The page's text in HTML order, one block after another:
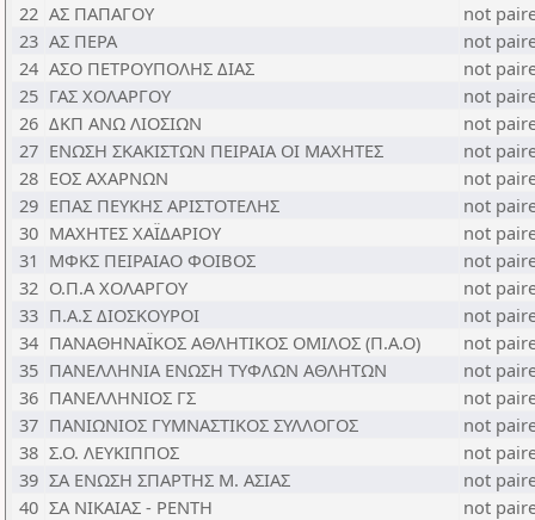
22 ΑΣ ΠΑΠΑΓΟΥ
not
23 ΑΣ ΠΕΡΑ
not
24 ΑΣΟ ΠΕΤΡΟΥΠΟΛΗΣ ΔΙΑΣ
not
25 ΓΑΣ ΧΟΛΑΡΓΟΥ
not
26 ΔΚΠ ΑΝΩ ΛΙΟΣΙΩΝ
not
27 ΕΝΩΣΗ ΣΚΑΚΙΣΤΩΝ ΠΕΙΡΑΙΑ ΟΙ ΜΑΧΗΤΕΣ
not
28 ΕΟΣ ΑΧΑΡΝΩΝ
not
29 ΕΠΑΣ ΠΕΥΚΗΣ ΑΡΙΣΤΟΤΕΛΗΣ
not
30 ΜΑΧΗΤΕΣ ΧΑΪΔΑΡΙΟΥ
not
31 ΜΦΚΣ ΠΕΙΡΑΙΑΟ ΦΟΙΒΟΣ
not
32 Ο.Π.Α ΧΟΛΑΡΓΟΥ
not
33 Π.Α.Σ ΔΙΟΣΚΟΥΡΟΙ
not
34 ΠΑΝΑΘΗΝΑΪΚΟΣ ΑΘΛΗΤΙΚΟΣ ΟΜΙΛΟΣ (Π.Α.Ο)
not
35 ΠΑΝΕΛΛΗΝΙΑ ΕΝΩΣΗ ΤΥΦΛΩΝ ΑΘΛΗΤΩΝ
not
36 ΠΑΝΕΛΛΗΝΙΟΣ ΓΣ
not
37 ΠΑΝΙΩΝΙΟΣ ΓΥΜΝΑΣΤΙΚΟΣ ΣΥΛΛΟΓΟΣ
not
38 Σ.Ο. ΛΕΥΚΙΠΠΟΣ
not
39 ΣΑ ΕΝΩΣΗ ΣΠΑΡΤΗΣ Μ. ΑΣΙΑΣ
not
40 ΣΑ ΝΙΚΑΙΑΣ - ΡΕΝΤΗ
not